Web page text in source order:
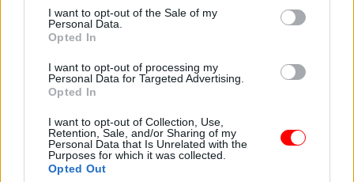
consent section.
I want to opt-out of the Sale of my
Personal Data.
Opted In
I want to opt-out of processing my
Personal Data for Targeted Advertising.
Opted In
I want to opt-out of Collection, Use,
Retention, Sale, and/or Sharing of my
Personal Data that Is Unrelated with the
Purposes for which it was collected.
Opted Out
A tehetséges papagáj
dilemma
Ma este érkezik a
szuperhold, új fejezet